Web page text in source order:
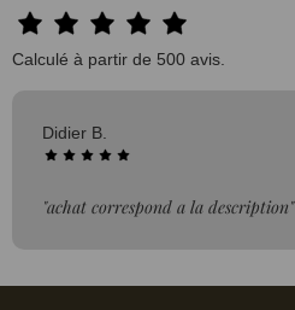
Calculé à partir de 500 avis.
Didier B.
"achat correspond a la description"